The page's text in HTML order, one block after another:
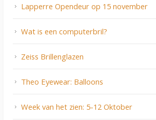
Lapperre Opendeur op 15 november
Wat is een computerbril?
Zeiss Brillenglazen
Theo Eyewear: Balloons
Week van het zien: 5-12 Oktober